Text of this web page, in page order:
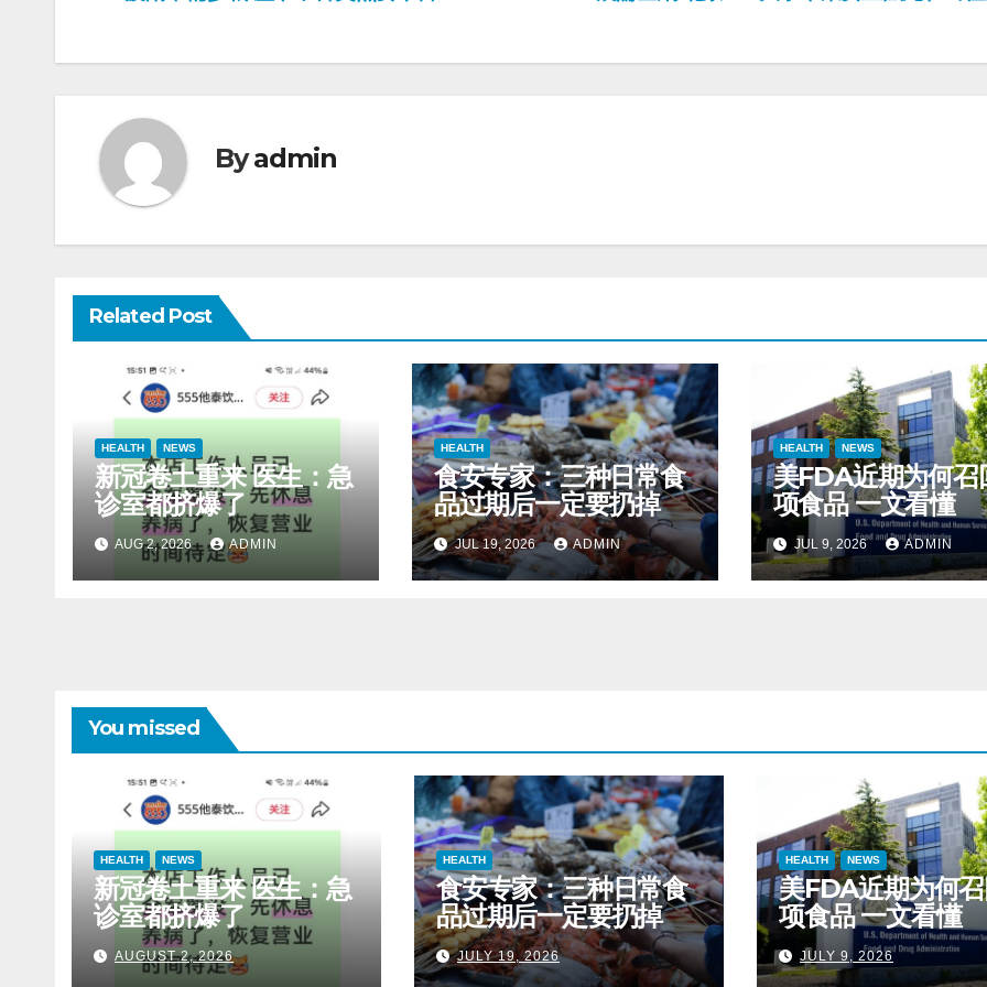
Byadmin
Related Post
HEALTH NEWS
新冠卷土重来 医生：急
诊室都挤爆了
AUG 2, 2026 ADMIN
HEALTH
食安专家：三种日常食
品过期后一定要扔掉
JUL 19, 2026 ADMIN
HEALTH NEWS
美FDA近期为何召
项食品 一文看懂
JUL 9, 2026 ADMIN
You missed
HEALTH NEWS
新冠卷土重来 医生：急
诊室都挤爆了
AUGUST 2, 2026
HEALTH
食安专家：三种日常食
品过期后一定要扔掉
JULY 19, 2026
HEALTH NEWS
美FDA近期为何召
项食品 一文看懂
JULY 9, 2026